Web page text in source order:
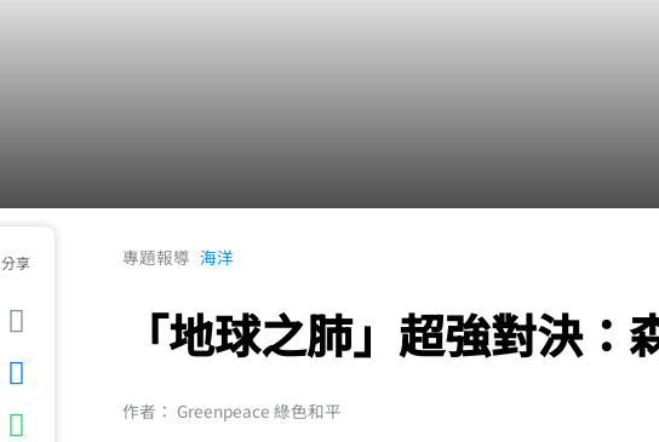
分享 專題報導 海洋
「地球之肺」超強對決：
作者： Greenpeace 綠色和平